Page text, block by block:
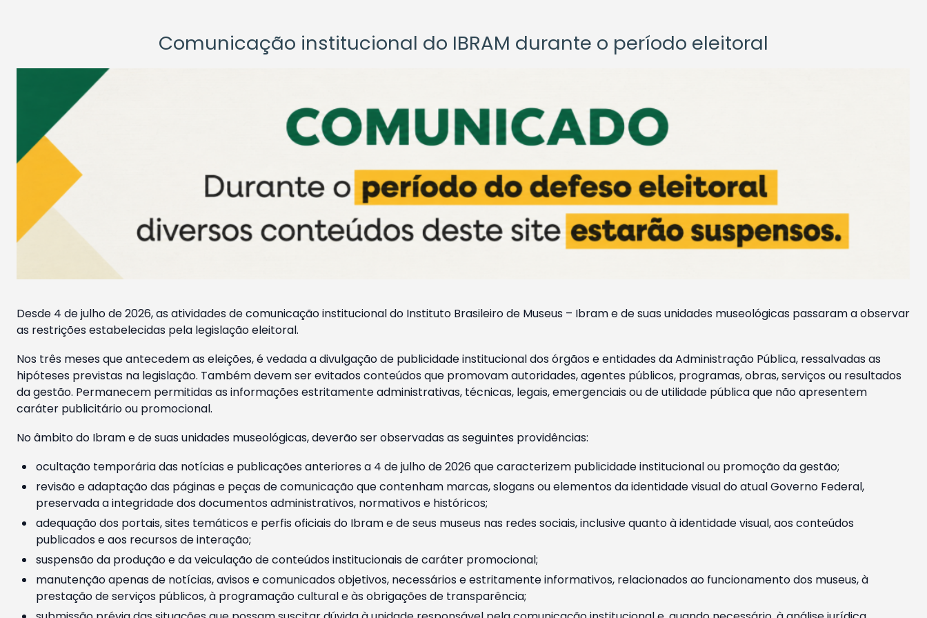
Comunicação institucional do IBRAM durante o período eleitoral
Desde 4 de julho de 2026, as atividades de comunicação institucional do Instituto Brasileiro de Museus – Ibram e de suas unidades museológicas passaram a observar
as restrições estabelecidas pela legislação eleitoral.
Nos três meses que antecedem as eleições, é vedada a divulgação de publicidade institucional dos órgãos e entidades da Administração Pública, ressalvadas as
hipóteses previstas na legislação. Também devem ser evitados conteúdos que promovam autoridades, agentes públicos, programas, obras, serviços ou resultados
da gestão. Permanecem permitidas as informações estritamente administrativas, técnicas, legais, emergenciais ou de utilidade pública que não apresentem
caráter publicitário ou promocional.
No âmbito do Ibram e de suas unidades museológicas, deverão ser observadas as seguintes providências:
ocultação temporária das notícias e publicações anteriores a 4 de julho de 2026 que caracterizem publicidade institucional ou promoção da gestão;
revisão e adaptação das páginas e peças de comunicação que contenham marcas, slogans ou elementos da identidade visual do atual Governo Federal,
preservada a integridade dos documentos administrativos, normativos e históricos;
adequação dos portais, sites temáticos e perfis oficiais do Ibram e de seus museus nas redes sociais, inclusive quanto à identidade visual, aos conteúdos
publicados e aos recursos de interação;
suspensão da produção e da veiculação de conteúdos institucionais de caráter promocional;
manutenção apenas de notícias, avisos e comunicados objetivos, necessários e estritamente informativos, relacionados ao funcionamento dos museus, à
prestação de serviços públicos, à programação cultural e às obrigações de transparência;